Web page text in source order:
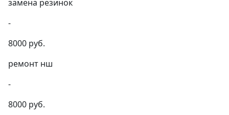
замена резинок
-
8000 руб.
ремонт нш
-
8000 руб.